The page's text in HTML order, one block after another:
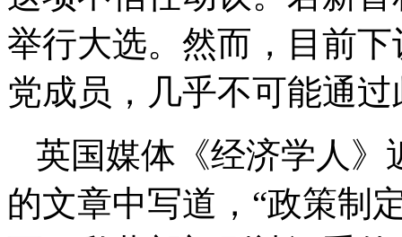
举行大选。然而，目前
党成员，几乎不可能通
英国媒体《经济学人》
的文章中写道，“政策制